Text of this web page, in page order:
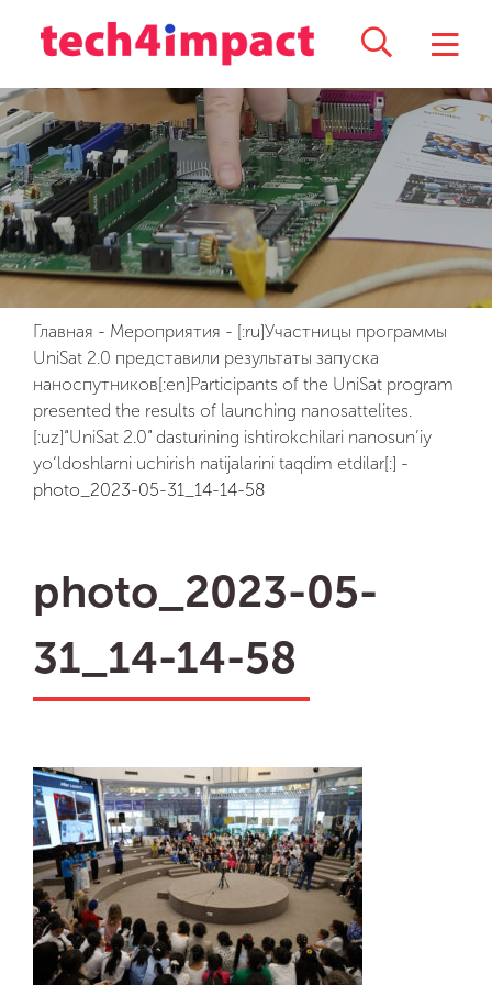
Мы
ru
en
Главная - Мероприятия - [:ru]Участницы программы
UniSat 2.0 представили результаты запуска
наноспутников[:en]Participants of the UniSat program
presented the results of launching nanosattelites.
[:uz]“UniSat 2.0” dasturining ishtirokchilari nanosun’iy
yo‘ldoshlarni uchirish natijalarini taqdim etdilar[:] -
photo_2023-05-31_14-14-58
photo_2023-05-
31_14-14-58